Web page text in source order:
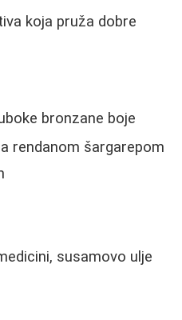
koja pruža dobre
bronzane boje
rendanom šargarepom
susamovo ulje